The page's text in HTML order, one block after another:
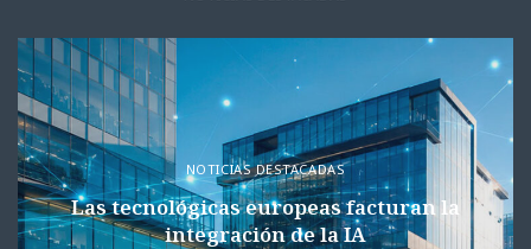
NOTICIAS DESTACADAS
Las tecnológicas europeas facturan la
integración de la IA